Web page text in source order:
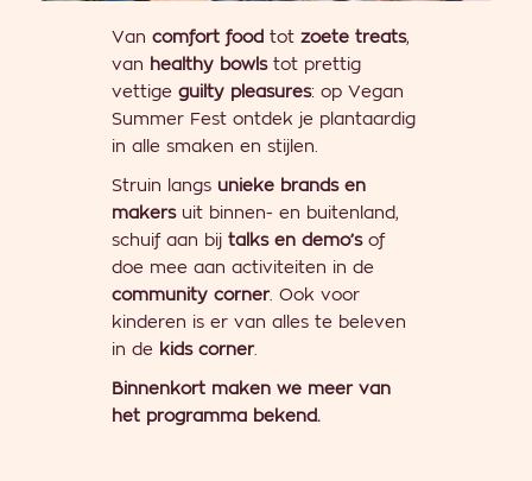
Van comfort food tot zoete treats,
van healthy bowlstot prettig
vettige guilty pleasures: op Vegan
Summer Fest ontdek je plantaardig
in alle smaken en stijlen.
Struin langs unieke brands en
makersuit binnen- en buitenland,
schuif aan bij talks en demo’sof
doe mee aan activiteiten in de
community corner. Ook voor
kinderen is er van alles te beleven
in de kids corner.
Binnenkort maken we meer van
het programma bekend.